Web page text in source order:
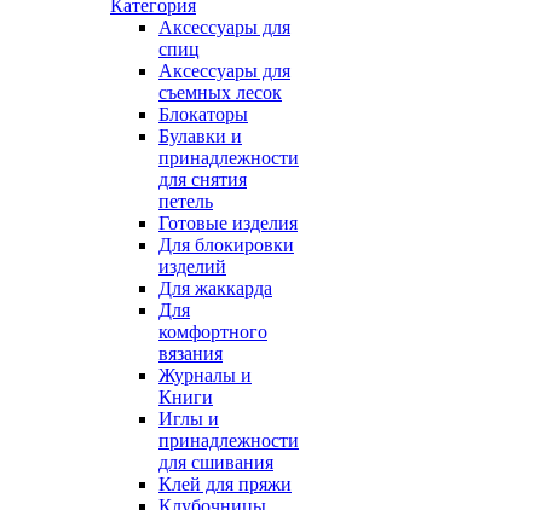
Категория
Аксессуары для
спиц
Аксессуары для
съемных лесок
Блокаторы
Булавки и
принадлежности
для снятия
петель
Готовые изделия
Для блокировки
изделий
Для жаккарда
Для
комфортного
вязания
Журналы и
Книги
Иглы и
принадлежности
для сшивания
Клей для пряжи
Клубочницы